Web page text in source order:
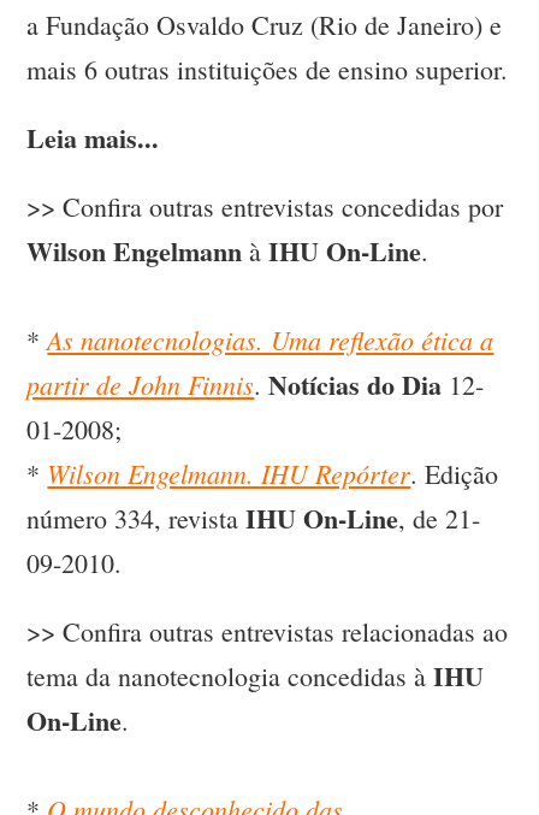
a Fundação Osvaldo Cruz (Rio de Janeiro) e
mais 6 outras instituições de ensino superior.
Leia mais...
>> Confira outras entrevistas concedidas por
Wilson Engelmann àIHU On-Line.
*As nanotecnologias. Uma reflexão ética a
partir de John Finnis.Notícias do Dia 12-
01-2008;
* Wilson Engelmann. IHU Repórter. Edição
número 334, revistaIHU On-Line, de 21-
09-2010.
>> Confira outras entrevistas relacionadas ao
tema da nanotecnologia concedidas àIHU
On-Line.